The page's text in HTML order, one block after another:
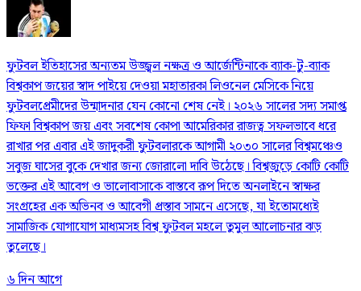
ফুটবল ইতিহাসের অন্যতম উজ্জ্বল নক্ষত্র ও আর্জেন্টিনাকে ব্যাক-টু-ব্যাক
বিশ্বকাপ জয়ের স্বাদ পাইয়ে দেওয়া মহাতারকা লিওনেল মেসিকে নিয়ে
ফুটবলপ্রেমীদের উন্মাদনার যেন কোনো শেষ নেই। ২০২৬ সালের সদ্য সমাপ্ত
ফিফা বিশ্বকাপ জয় এবং সবশেষ কোপা আমেরিকার রাজত্ব সফলভাবে ধরে
রাখার পর এবার এই জাদুকরী ফুটবলারকে আগামী ২০৩০ সালের বিশ্বমঞ্চেও
সবুজ ঘাসের বুকে দেখার জন্য জোরালো দাবি উঠেছে। বিশ্বজুড়ে কোটি কোটি
ভক্তের এই আবেগ ও ভালোবাসাকে বাস্তবে রূপ দিতে অনলাইনে স্বাক্ষর
সংগ্রহের এক অভিনব ও আবেগী প্রস্তাব সামনে এসেছে, যা ইতোমধ্যেই
সামাজিক যোগাযোগ মাধ্যমসহ বিশ্ব ফুটবল মহলে তুমুল আলোচনার ঝড়
তুলেছে।
৬ দিন আগে